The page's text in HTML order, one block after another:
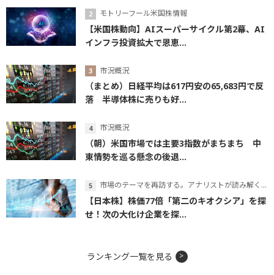
モトリーフール米国株情報
【米国株動向】AIスーパーサイクル第2幕、AI
インフラ投資拡大で恩恵...
市況概況
（まとめ）日経平均は617円安の65,683円で反
落 半導体株に売りも好...
市況概況
（朝）米国市場では主要3指数がまちまち 中
東情勢を巡る懸念の後退...
市場のテーマを再訪する。アナリストが読み解くテーマの本質
【日本株】株価77倍「第二のキオクシア」を探
せ！次の大化け企業を探...
ランキング一覧を見る